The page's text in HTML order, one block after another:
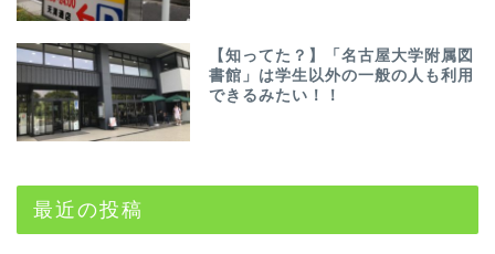
【知ってた？】「名古屋大学附属図
書館」は学生以外の一般の人も利用
できるみたい！！
最近の投稿